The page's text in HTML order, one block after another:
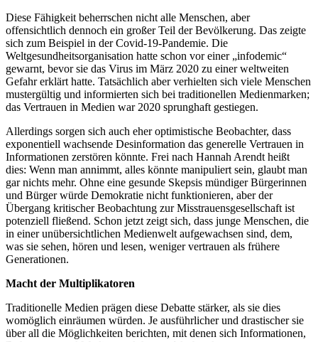
Diese Fähigkeit beherrschen nicht alle Menschen, aber
offensichtlich dennoch ein großer Teil der Bevölkerung. Das zeigte
sich zum Beispiel in der Covid-19-Pandemie. Die
Weltgesundheitsorganisation hatte schon vor einer „infodemic“
gewarnt, bevor sie das Virus im März 2020 zu einer weltweiten
Gefahr erklärt hatte. Tatsächlich aber verhielten sich viele Menschen
mustergültig und informierten sich bei traditionellen Medienmarken;
das Vertrauen in Medien war 2020 sprunghaft gestiegen.
Allerdings sorgen sich auch eher optimistische Beobachter, dass
exponentiell wachsende Desinformation das generelle Vertrauen in
Informationen zerstören könnte. Frei nach Hannah Arendt heißt
dies: Wenn man annimmt, alles könnte manipuliert sein, glaubt man
gar nichts mehr. Ohne eine gesunde Skepsis mündiger Bürgerinnen
und Bürger würde Demokratie nicht funktionieren, aber der
Übergang kritischer Beobachtung zur Misstrauensgesellschaft ist
potenziell fließend. Schon jetzt zeigt sich, dass junge Menschen, die
in einer unübersichtlichen Medienwelt aufgewachsen sind, dem,
was sie sehen, hören und lesen, weniger vertrauen als frühere
Generationen.
Macht der Multiplikatoren
Traditionelle Medien prägen diese Debatte stärker, als sie dies
womöglich einräumen würden. Je ausführlicher und drastischer sie
über all die Möglichkeiten berichten, mit denen sich Informationen,